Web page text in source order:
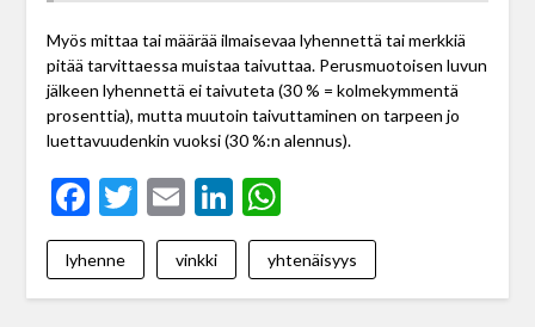
Myös mittaa tai määrää ilmaisevaa lyhennettä tai merkkiä
pitää tarvittaessa muistaa taivuttaa. Perusmuotoisen luvun
jälkeen lyhennettä ei taivuteta (30 % = kolmekymmentä
prosenttia), mutta muutoin taivuttaminen on tarpeen jo
luettavuudenkin vuoksi (30 %:n alennus).
Facebook
Twitter
EmailLinkedIn
WhatsApp
lyhenne vinkki yhtenäisyys